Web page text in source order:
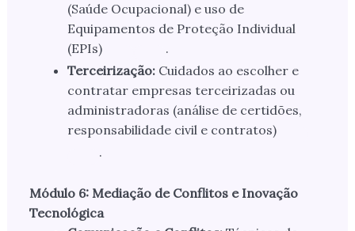
(Saúde Ocupacional) e uso de
Equipamentos de Proteção Individual
(EPIs)
.
Terceirização:Cuidados ao escolher e
contratar empresas terceirizadas ou
administradoras (análise de certidões,
responsabilidade civil e contratos)
.
Módulo 6: Mediação de Conflitos e Inovação
Tecnológica